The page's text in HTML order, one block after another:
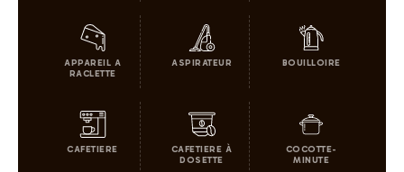
APPAREIL A
RACLETTE
ASPIRATEUR BOUILLOIRE
CAFETIERE
CAFETIERE À
DOSETTE
COCOTTE-
MINUTE